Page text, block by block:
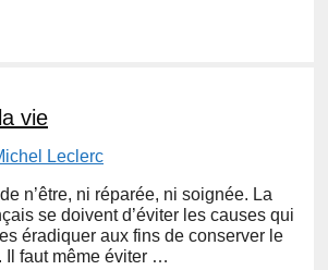
vie
Leclerc
n’être, ni réparée, ni soignée. La
se doivent d’éviter les causes qui
éradiquer aux fins de conserver le
Il faut même éviter …